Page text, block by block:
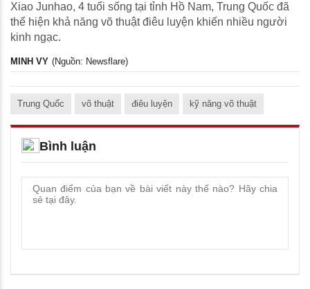
Xiao Junhao, 4 tuổi sống tại tỉnh Hồ Nam, Trung Quốc đã
thể hiện khả năng võ thuật điêu luyện khiến nhiều người
kinh ngạc.
MINH VY (Nguồn: Newsflare)
Trung Quốc võ thuật điêu luyện kỹ năng võ thuật
Bình luận